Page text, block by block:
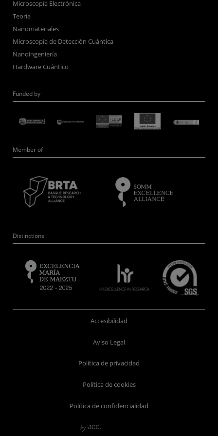
Microscopía Electrónica
Teoría
Nanomateriales
Microscopía de Detección Cuántica
Nanoingeniería
Hardware Cuántico
Funded by
Member of
Distinctions
Accesibilidad
Aviso Legal
Política de privacidad
Política de cookies
Política de confidencialidad